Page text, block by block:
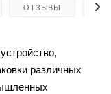
ОТЗЫВЫ
различных